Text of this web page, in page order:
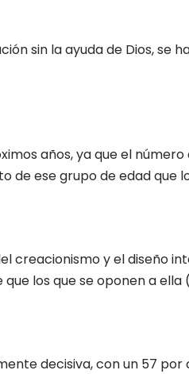
sin la ayuda de Dios, se
años, ya que el
de ese grupo de edad que
creacionismo y el diseño
los que se oponen a
decisiva, con un 57